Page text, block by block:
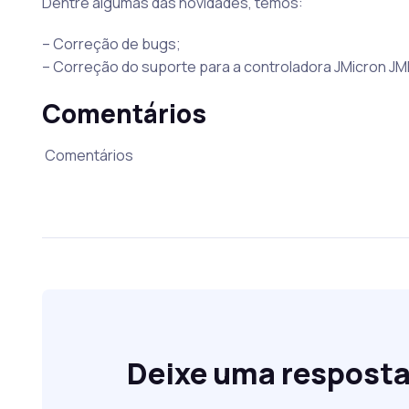
– Correção de bugs;
– Correção do suporte para a controladora JMicron
Comentários
Comentários
Deixe uma resposta